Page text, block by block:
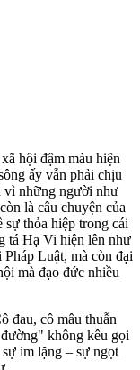
hội đậm màu hiện
ấy vẫn phải chịu
vì những người như
là câu chuyện của
sự thỏa hiệp trong cái
tá Hạ Vi hiện lên như
Luật, mà còn đại
mà đạo đức nhiều
đau, cô mâu thuẫn
không kêu gọi
im lặng – sự ngọt